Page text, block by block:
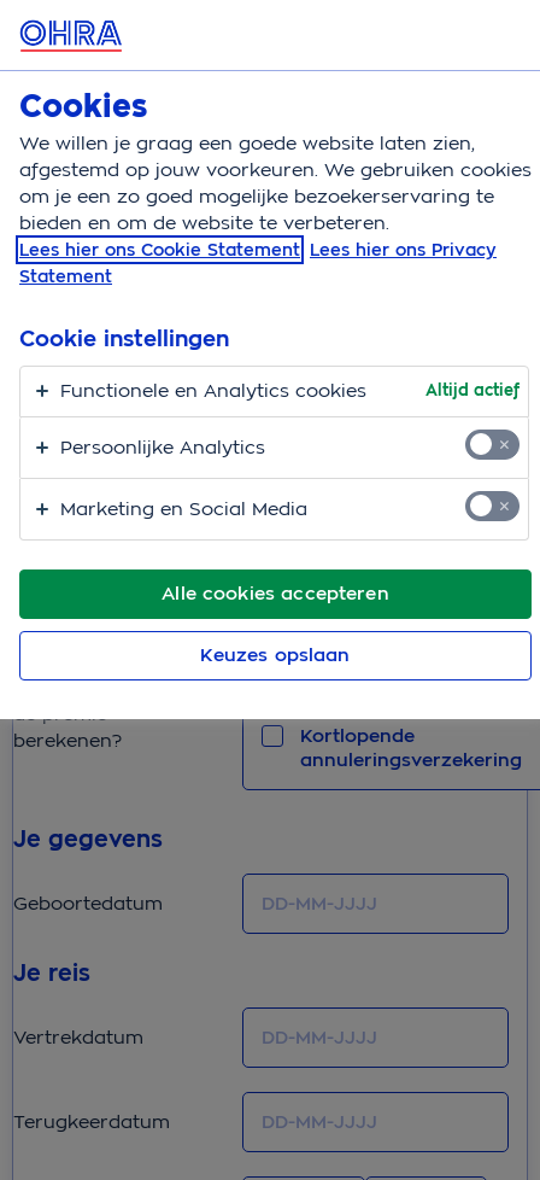
MENU
Kortlopende reisverzekering
Kortlopende reisverzekering Berekenen
Kortlopende
reisverzekering
berekenen
Afronding
Je verzekering
verzekering(en) wil je
de premie
berekenen?
Kortlopende
reisverzekering
Kortlopende
annuleringsverzekering
Je gegevens
Geboortedatum
Je reis
Vertrekdatum
Terugkeerdatum
Cookies
We willen je graag een goede website laten zien,
afgestemd op jouw voorkeuren. We gebruiken cookies
om je een zo goed mogelijke bezoekerservaring te
bieden en om de website te verbeteren.
Lees hier ons Cookie Statement Lees hier ons Privacy
Statement
Alle cookies accepteren
Cookie instellingen
Functionele en Analytics cookies Altijd actief
Persoonlijke Analytics
Marketing en Social Media
Keuzes opslaan